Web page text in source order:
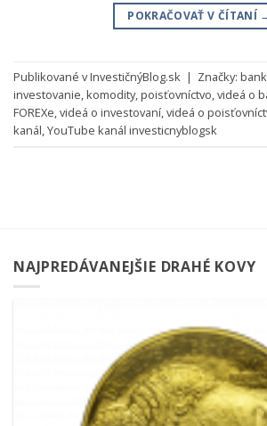
POKRAČOVAŤ V ČÍTANÍ
Publikované vInvestičnýBlog.sk | Značky:
investovanie,komodity,poisťovníctvo,videá o
FOREXe,videá o investovaní,videá o
kanál,YouTube kanál investicnyblogsk
NAJPREDÁVANEJŠIE DRAHÉ KOVY